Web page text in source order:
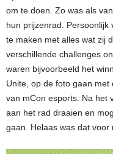
om te doen. Zo was als
hun prijzenrad.
te maken met alles wat zij
verschillende challenges
waren bijvoorbeeld het
Unite, op de foto gaan
van mCon esports. Na het
aan het rad draaien en
gaan. Helaas was dat voor